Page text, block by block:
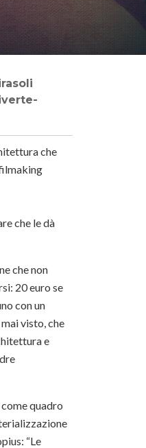
che
che le dà
che non
20 euro se
con un
visto, che
e
quadro
“Le